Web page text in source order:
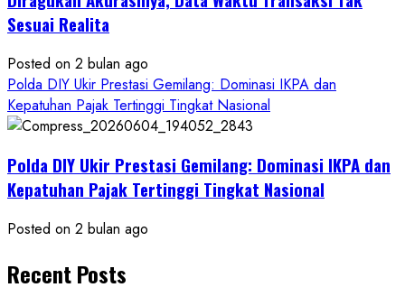
Sesuai Realita
Posted on 2 bulan ago
Polda DIY Ukir Prestasi Gemilang: Dominasi IKPA dan
Kepatuhan Pajak Tertinggi Tingkat Nasional
Polda DIY Ukir Prestasi Gemilang: Dominasi IKPA dan
Kepatuhan Pajak Tertinggi Tingkat Nasional
Posted on 2 bulan ago
Recent Posts